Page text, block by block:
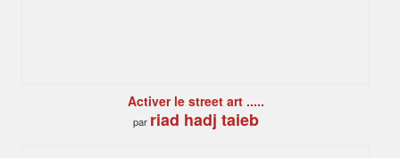
Activer le street art .....
par riad hadj taieb